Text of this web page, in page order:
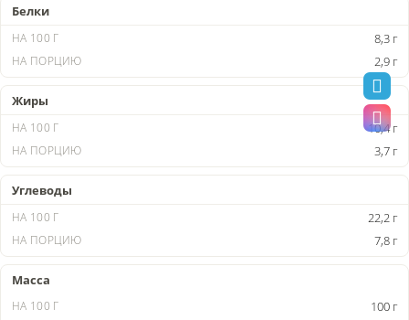
Белки
8,3 г
2,9 г
Жиры
10,4 г
3,7 г
Углеводы
22,2 г
7,8 г
Масса
100 г